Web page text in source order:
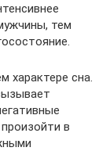
тем
характере сна.
в